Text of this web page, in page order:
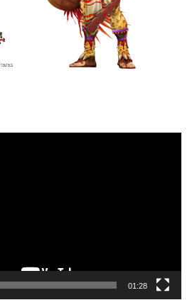
01:28